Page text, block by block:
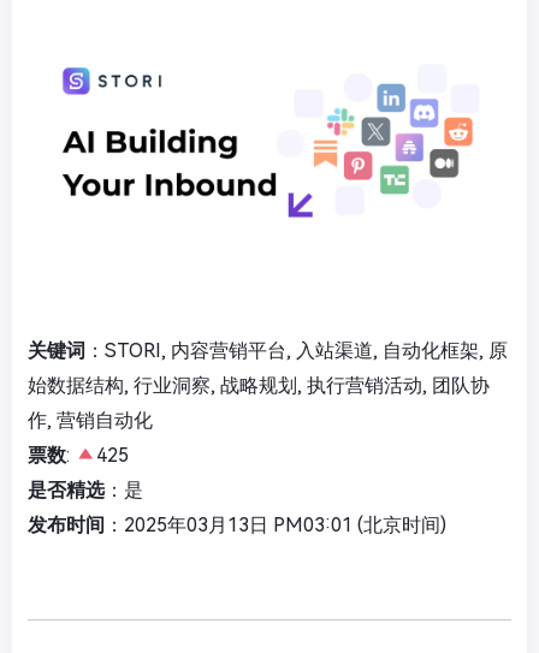
关键词 ：STORI, 内容营销平台, 入站渠道, 自动化框架, 原
始数据结构, 行业洞察, 战略规划, 执行营销活动, 团队协
作, 营销自动化
票数:
425
是否精选：是
发布时间 ：2025年03月13日 PM03:01 (北京时间)